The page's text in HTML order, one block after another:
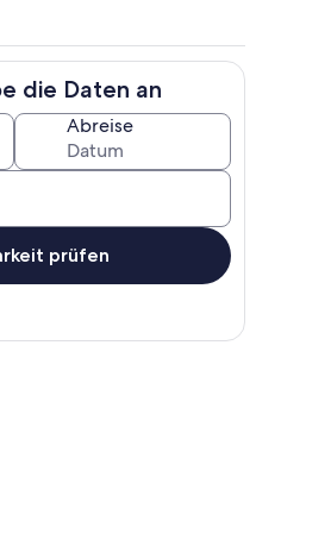
Eigene Küche
die Daten an
Abreise
prüfen